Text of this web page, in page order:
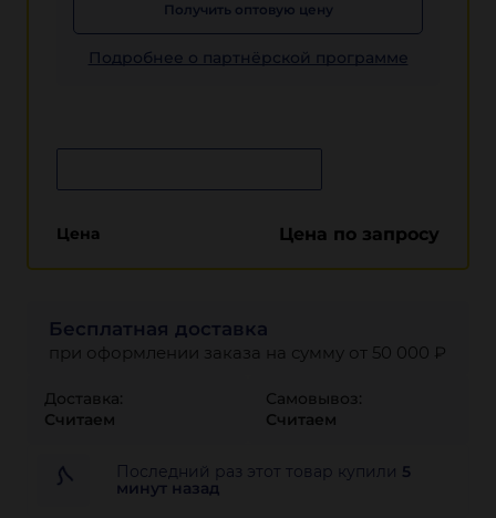
Получить оптовую цену
Подробнее о партнёрской программе
Цена Цена по запросу
Бесплатная доставка
при оформлении заказа на сумму от 50 000 ₽
Доставка:
Считаем
Самовывоз:
Считаем
Последний раз этот товар купили 5
минут назад